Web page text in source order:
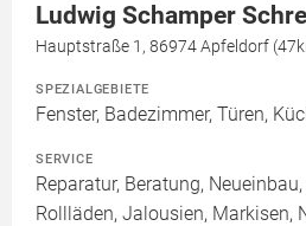
Ludwig Schamper
Hauptstraße 1, 86974 Apfeldorf
SPEZIALGEBIETE
Fenster, Badezimmer, Türen,
SERVICE
Reparatur, Beratung,
Rollläden, Jalousien, Markisen,